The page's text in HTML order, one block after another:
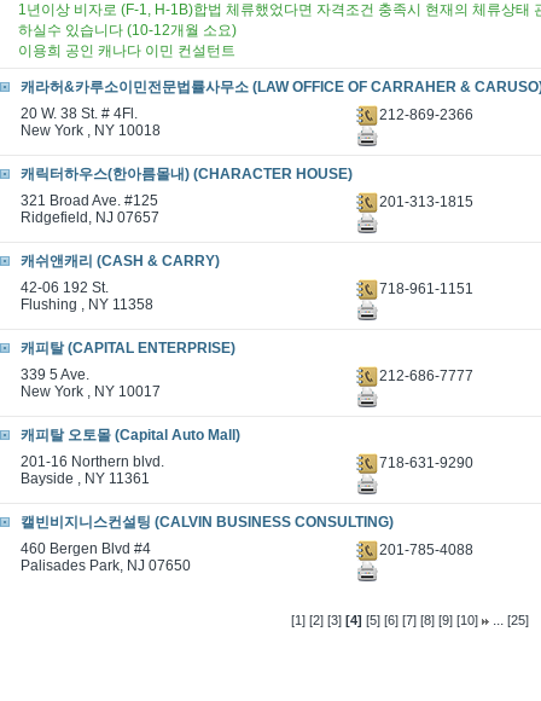
1년이상 비자로 (F-1, H-1B)합법 체류했었다면 자격조건 충족시 현재의 체류상태
하실수 있습니다 (10-12개월 소요)
이용희 공인 캐나다 이민 컨설턴트
캐라허&카루소이민전문법률사무소 (LAW OFFICE OF CARRAHER &
20 W. 38 St. # 4Fl.
New York , NY 10018
212-869-2366
캐릭터하우스(한아름몰내) (CHARACTER HOUSE)
321 Broad Ave. #125
Ridgefield, NJ 07657
201-313-1815
캐쉬앤캐리 (CASH & CARRY)
42-06 192 St.
Flushing , NY 11358
718-961-1151
캐피탈 (CAPITAL ENTERPRISE)
339 5 Ave.
New York , NY 10017
212-686-7777
캐피탈 오토몰 (Capital Auto Mall)
201-16 Northern blvd.
Bayside , NY 11361
718-631-9290
캘빈비지니스컨설팅 (CALVIN BUSINESS CONSULTING)
460 Bergen Blvd #4
Palisades Park, NJ 07650
201-785-4088
[1] [2] [3] [4] [5] [6] [7] [8] [9] [10] ... [25]